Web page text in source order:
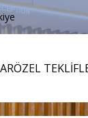
ÖZEL